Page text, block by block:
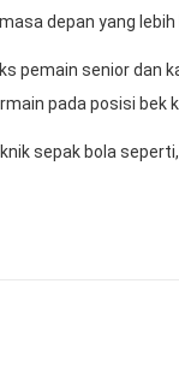
depan yang lebih
pemain senior dan
pada posisi bek
sepak bola